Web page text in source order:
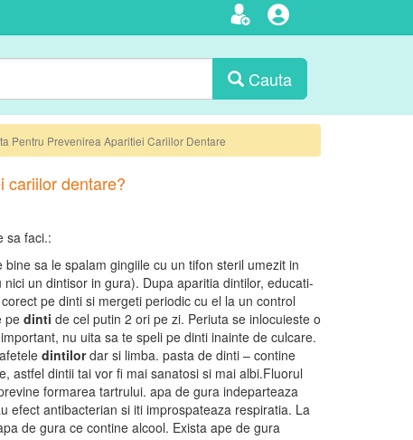
Cauta
Pentru Prevenirea Aparitiei Cariilor Dentare
cariilor dentare?
sa faci.:
bine sa le spalam gingiile cu un tifon steril umezit in
un dintisor in gura). Dupa aparitia dintilor, educati-
pe dinti si mergeti periodic cu el la un control
pe dinti de cel putin 2 ori pe zi. Periuta se inlocuieste o
nu uita sa te speli pe dinti inainte de culcare.
dintilordar si limba. pasta de dinti – contine
astfel dintii tai vor fi mai sanatosi si mai albi.Fluorul
formarea tartrului. apa de gura indeparteaza
efect antibacterian si iti improspateaza respiratia. La
de gura ce contine alcool. Exista ape de gura